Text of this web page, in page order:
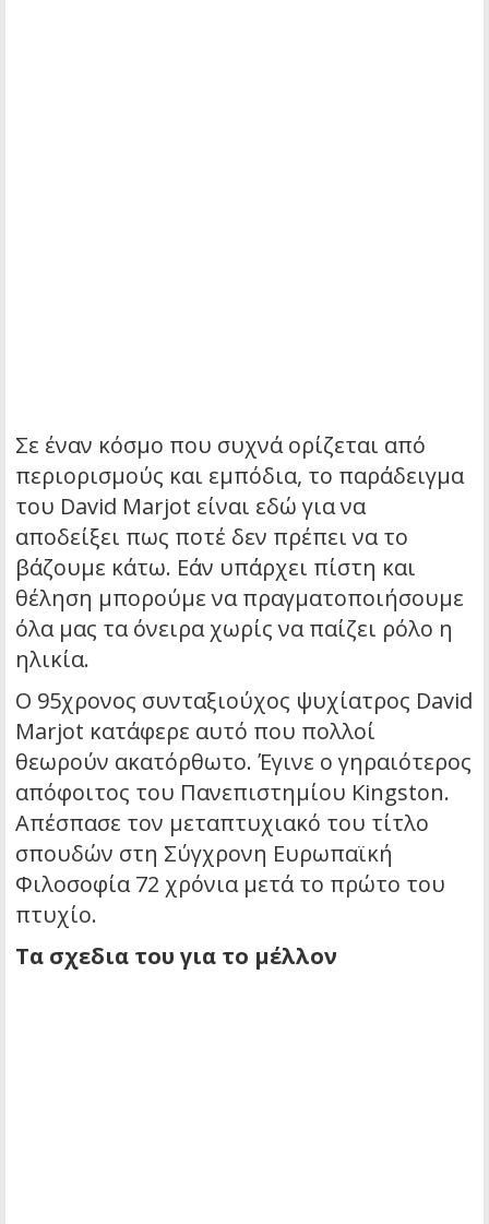
Σε έναν κόσμο που συχνά ορίζεται από
περιορισμούς και εμπόδια, το παράδειγμα
του David Marjot είναι εδώ για να
αποδείξει πως ποτέ δεν πρέπει να το
βάζουμε κάτω. Εάν υπάρχει πίστη και
θέληση μπορούμε να πραγματοποιήσουμε
όλα μας τα όνειρα χωρίς να παίζει ρόλο η
ηλικία.
Ο 95χρονος συνταξιούχος ψυχίατρος David
Marjot κατάφερε αυτό που πολλοί
θεωρούν ακατόρθωτο. Έγινε ο γηραιότερος
απόφοιτος του Πανεπιστημίου Kingston.
Απέσπασε τον μεταπτυχιακό του τίτλο
σπουδών στη Σύγχρονη Ευρωπαϊκή
Φιλοσοφία 72 χρόνια μετά το πρώτο του
πτυχίο.
Τα σχεδια του για το μέλλον